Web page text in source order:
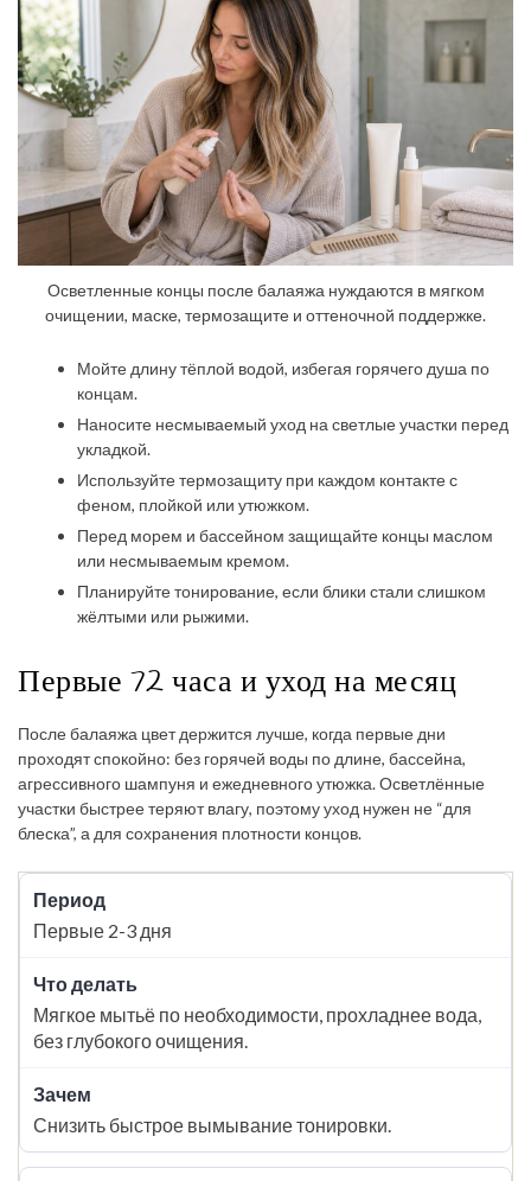
Осветленные концы после балаяжа нуждаются в мягком
очищении, маске, термозащите и оттеночной поддержке.
Мойте длину тёплой водой, избегая горячего душа по
концам.
Наносите несмываемый уход на светлые участки перед
укладкой.
Используйте термозащиту при каждом контакте с
феном, плойкой или утюжком.
Перед морем и бассейном защищайте концы маслом
или несмываемым кремом.
Планируйте тонирование, если блики стали слишком
жёлтыми или рыжими.
Первые 72 часа и уход на месяц
После балаяжа цвет держится лучше, когда первые дни
проходят спокойно: без горячей воды по длине, бассейна,
агрессивного шампуня и ежедневного утюжка. Осветлённые
участки быстрее теряют влагу, поэтому уход нужен не “для
блеска”, а для сохранения плотности концов.
Первые 2-3 дня
Мягкое мытьё по необходимости, прохладнее вода,
без глубокого очищения.
Снизить быстрое вымывание тонировки.